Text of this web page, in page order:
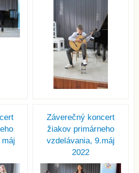
Záverečný koncert
žiakov primárneho
vzdelávania, 9.máj
2022